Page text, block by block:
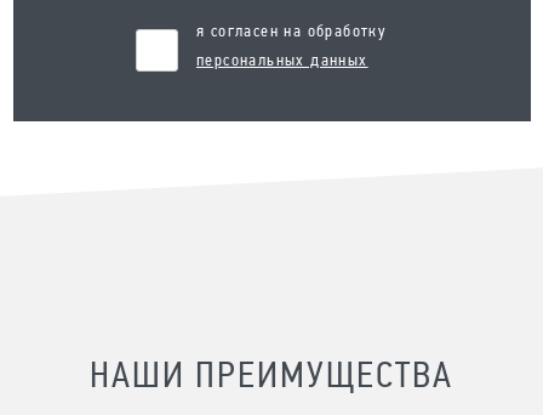
я согласен на обработку
персональных данных
НАШИ ПРЕИМУЩЕСТВА